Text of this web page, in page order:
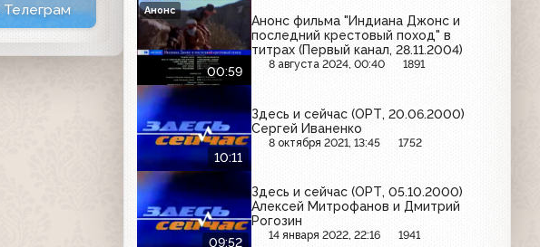
00:59
Анонс фильма "Индиана Джонс и
последний крестовый поход" в
титрах (Первый канал, 28.11.2004)
8 августа 2024, 00:40 1891
Анонс
10:11
Здесь и сейчас (ОРТ, 20.06.2000)
Сергей Иваненко
8 октября 2021, 13:45 1752
09:52
Здесь и сейчас (ОРТ, 05.10.2000)
Алексей Митрофанов и Дмитрий
Рогозин
14 января 2022, 22:16 1941